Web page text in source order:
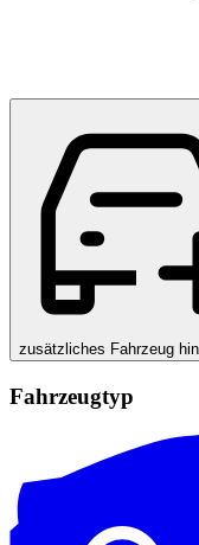
zusätzliches Fahrzeug
Fahrzeugtyp